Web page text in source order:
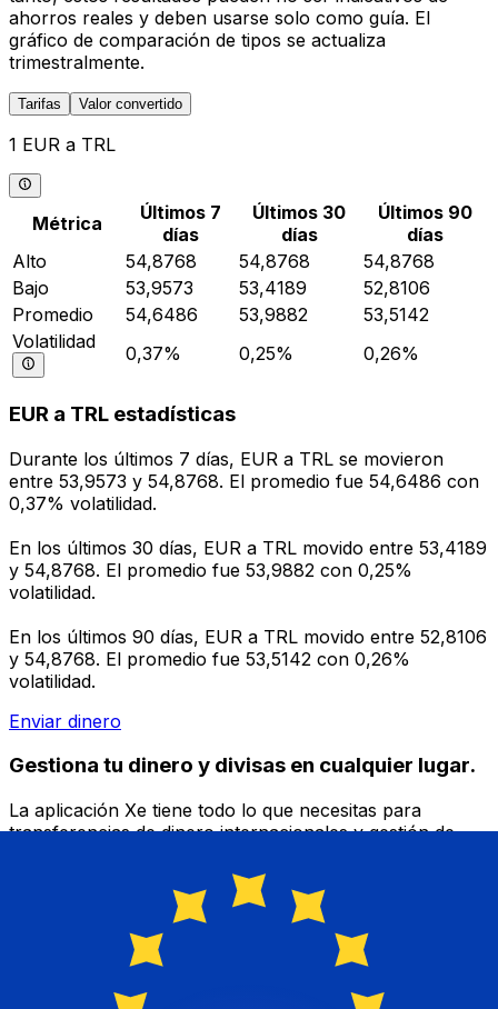
ahorros reales y deben usarse solo como guía. El
gráfico de comparación de tipos se actualiza
trimestralmente.
Tarifas Valor convertido
1 EUR a TRL
Métrica
Últimos 7
días
Últimos 30
días
Últimos 90
días
Alto
54,8768 54,8768
54,8768
Bajo
53,9573 53,4189
52,8106
Promedio
54,6486 53,9882
53,5142
Volatilidad
0,37% 0,25% 0,26%
EUR a TRL estadísticas
Durante los últimos 7 días, EUR a TRL se movieron
entre 53,9573 y 54,8768. El promedio fue 54,6486 con
0,37% volatilidad.
En los últimos 30 días, EUR a TRL movido entre 53,4189
y 54,8768. El promedio fue 53,9882 con 0,25%
volatilidad.
En los últimos 90 días, EUR a TRL movido entre 52,8106
y 54,8768. El promedio fue 53,5142 con 0,26%
volatilidad.
Enviar dinero
Gestiona tu dinero y divisas en cualquier lugar.
La aplicación Xe tiene todo lo que necesitas para
transferencias de dinero internacionales y gestión de
transfiere dinero al extranjero sin comisiones ocultas.